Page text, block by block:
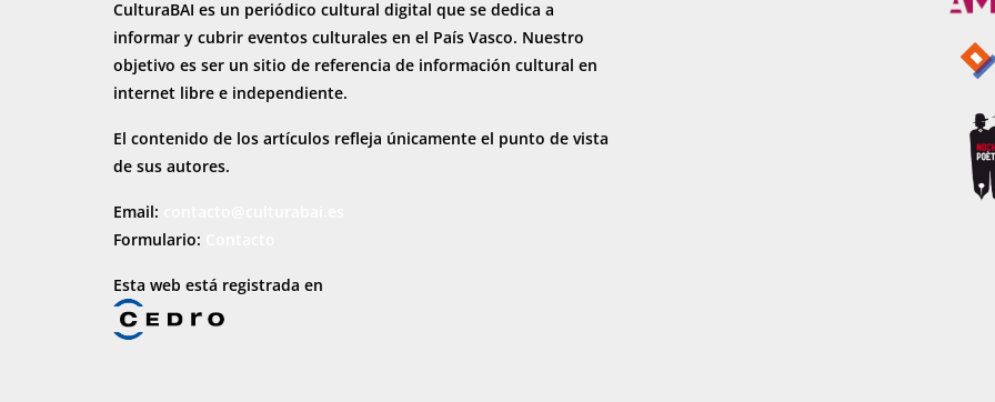
CulturaBAI es un periódico cultural digital que se dedica a
informar y cubrir eventos culturales en el País Vasco. Nuestro
objetivo es ser un sitio de referencia de información cultural en
internet libre e independiente.
El contenido de los artículos refleja únicamente el punto de vista
de sus autores.
Email:
Formulario:
Esta web está registrada en